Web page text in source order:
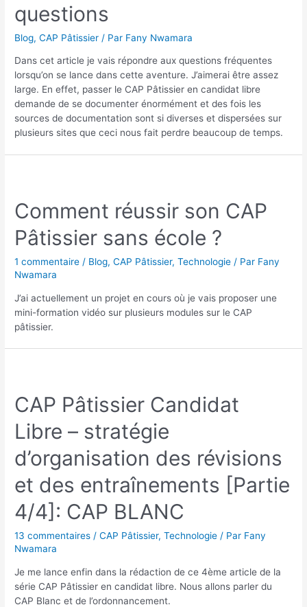
questions
Blog,CAP Pâtissier / Par Fany Nwamara
Dans cet article je vais répondre aux questions fréquentes
lorsqu’on se lance dans cette aventure. J’aimerai être assez
large. En effet, passer le CAP Pâtissier en candidat libre
demande de se documenter énormément et des fois les
sources de documentation sont si diverses et dispersées sur
plusieurs sites que ceci nous fait perdre beaucoup de temps.
Comment réussir son CAP
Pâtissier sans école ?
1 commentaire / Blog,CAP Pâtissier,Technologie / Par Fany
Nwamara
J’ai actuellement un projet en cours où je vais proposer une
mini-formation vidéo sur plusieurs modules sur le CAP
pâtissier.
CAP Pâtissier Candidat
Libre – stratégie
d’organisation des révisions
et des entraînements [Partie
4/4]: CAP BLANC
13 commentaires /CAP Pâtissier,Technologie / Par Fany
Nwamara
Je me lance enfin dans la rédaction de ce 4ème article de la
série CAP Pâtissier en candidat libre. Nous allons parler du
CAP Blanc et de l’ordonnancement.